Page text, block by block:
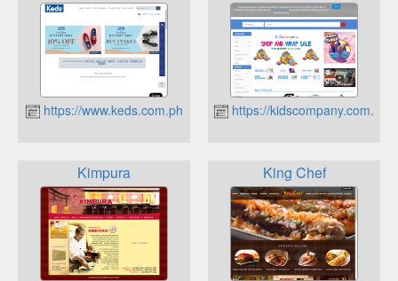
https://www.keds.com.ph https://kidscompany.com.ph
Kimpura King Chef